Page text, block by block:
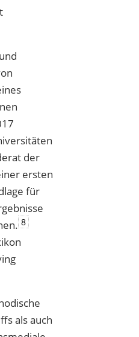
der
ersten
für
8
als auch